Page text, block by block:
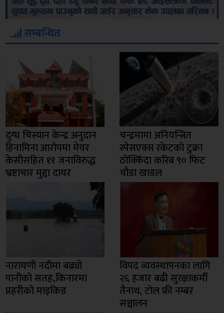
सम्बन्धित
दुग्ध चिस्यान केन्द्र अनुदान
हिनामिना आरोपमा मेयर
केसीसहित ११ जनाविरुद्ध
भ्रष्टाचार मुद्दा दायर
चन्द्रमामा अनियन्त्रित
स्पेसएक्स रकेटको टुक्रा
ठोक्किँदा करिब ९० फिट
चौडा खाडल
नारायणी नदीमा बढ्यो
पानीको सतह,किनारमा
प्रहरीको माइकिङ
विपद व्यवस्थापनका लागि
२६ हजार बढी सुरक्षाकर्मी
तैनाथ, टोल फ्री नम्बर
सञ्चालन